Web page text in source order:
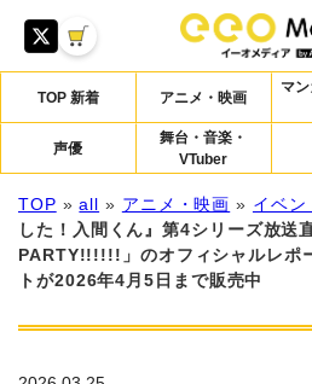
TOP 新着 アニメ・映画
マ
声優
舞台・音楽・
VTuber
TOP »all » アニメ・映画 » イベン
した！入間くん』第4シリーズ放送
PARTY!!!!!!」のオフィシャルレポ
トが2026年4月5日まで販売中